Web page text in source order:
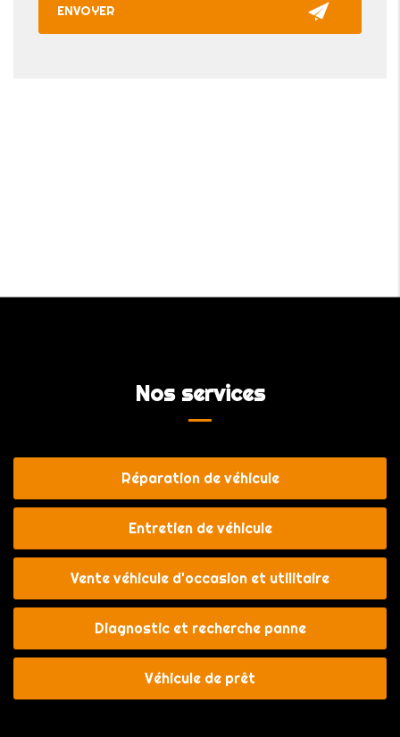
Nos services
Réparation de véhicule
Entretien de véhicule
Vente véhicule d'occasion et utilitaire
Diagnostic et recherche panne
Véhicule de prêt